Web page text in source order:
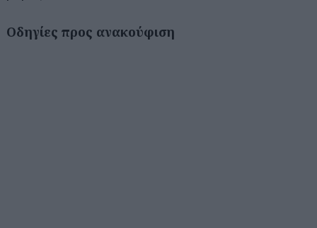
Οδηγίες προς ανακούφιση